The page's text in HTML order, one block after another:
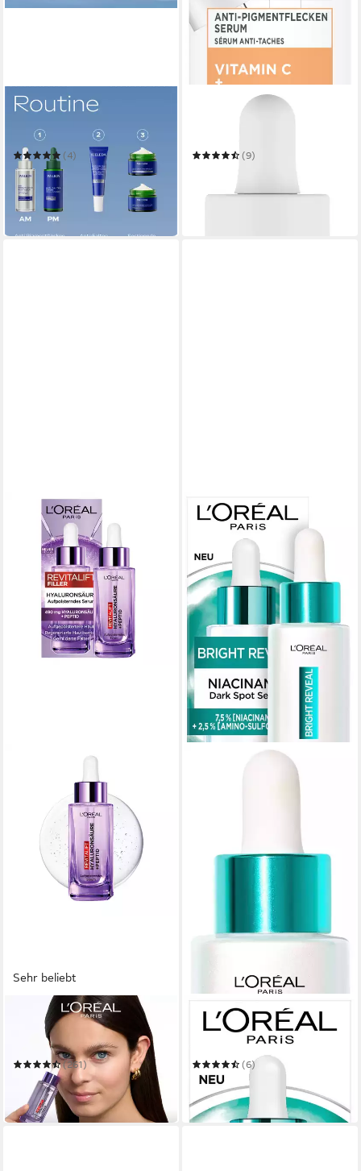
WELEDA
PIGMENTFLECKEN BRIGHT
SERUM
(4)
ab 21,95 €
28,95 €
(731,67 €/ 1 l)
-24%
in 2-3 Werktagen bei dir
(9)
(466,33 €/ 1 l)
in 1-2 Werktagen bei dir
Sehr beliebt
L'ORÉAL PARIS
Gesichtsserum REVITALIFT
FILLER ANTI-FALTEN
SERUM
(261)
ab 18,99 €
(633,00 €/ 1 l)
in 1-2 Werktagen bei dir
L'ORÉAL PARIS
Gesichtsserum BRIGHT
REVEAL DARK SPOT
NIACINAMID SERUM
(6)
18,99 €
(633,00 €/ 1 l)
in 1-2 Werktagen bei dir